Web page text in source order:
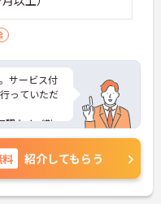
サービス付
っていただ
理なくご勤
験を活かし
など、さら
ご相談くだ
紹介してもらう